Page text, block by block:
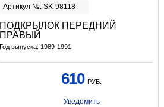
Артикул №: SK-98118
ПОДКРЫЛОК ПЕРЕДНИЙ
ПРАВЫЙ
Год выпуска: 1989-1991
610 РУБ.
Уведомить